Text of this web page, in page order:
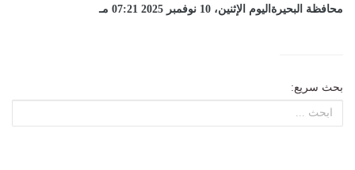
محافظة البحيرةاليوم الإثنين، 10 نوفمبر 2025 07:21 مـ
بحث سريع: